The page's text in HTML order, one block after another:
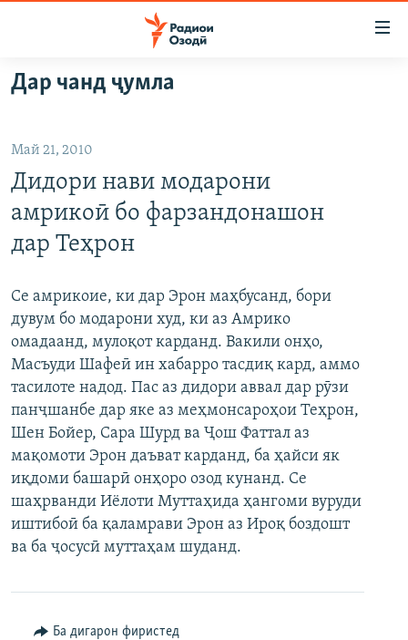
Ҷаҳиш
ба
аслӣ
ба
феҳристи
Ҷаҳиш
ҷустор
ГӮШАҲО
ҶОМЕА
ҚАЗИЯИ "КРОКУС"
ОСИЁИ МАРКАЗӢ
ФАРҲАНГ
МЕҲМОНИ ОЗОДӢ
ВАРЗИШ
САЛОМ, ХОҲАР
ТАҲҚИҚОТ
ҶАНГ ДАР УКРАИНА
НАЗАРИ МАРДУМ
БЛОГИСТОН
ОЗОДӢ ОНЛАЙН
ЧАНДРАСОНАӢ
ВИДЕО
НИГОРИСТОН
ГУЗОРИШҲОИ РАДИОӢ
РӮЙХАТҲО
КИТОБҲОИ ОЗОДӢ
Русский
ПАЙГИРӢ КУНЕД
Дар чанд ҷумла
Май 21, 2010
Дидори нави модарони
амрикоӣ бо фарзандонашон
дар Теҳрон
Се амрикоие, ки дар Эрон маҳбусанд, бори
дувум бо модарони худ, ки аз Амрико
омадаанд, мулоқот карданд. Вакили онҳо,
Масъуди Шафеӣ ин хабарро тасдиқ кард, аммо
тасилоте надод. Пас аз дидори аввал дар рӯзи
панҷшанбе дар яке аз меҳмонсароҳои Теҳрон,
Шен Бойер, Сара Шурд ва Ҷош Фаттал аз
мақомоти Эрон даъват карданд, ба ҳайси як
иқдоми башарӣ онҳоро озод кунанд. Се
шаҳрванди Иёлоти Муттаҳида ҳангоми вуруди
иштибоӣ ба қаламрави Эрон аз Ироқ боздошт
ва ба ҷосусӣ муттаҳам шуданд.
Ба дигарон фиристед